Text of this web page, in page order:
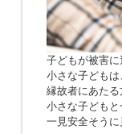
子どもが被害
小さな子ども
縁故者にあた
小さな子ども
一見安全そう